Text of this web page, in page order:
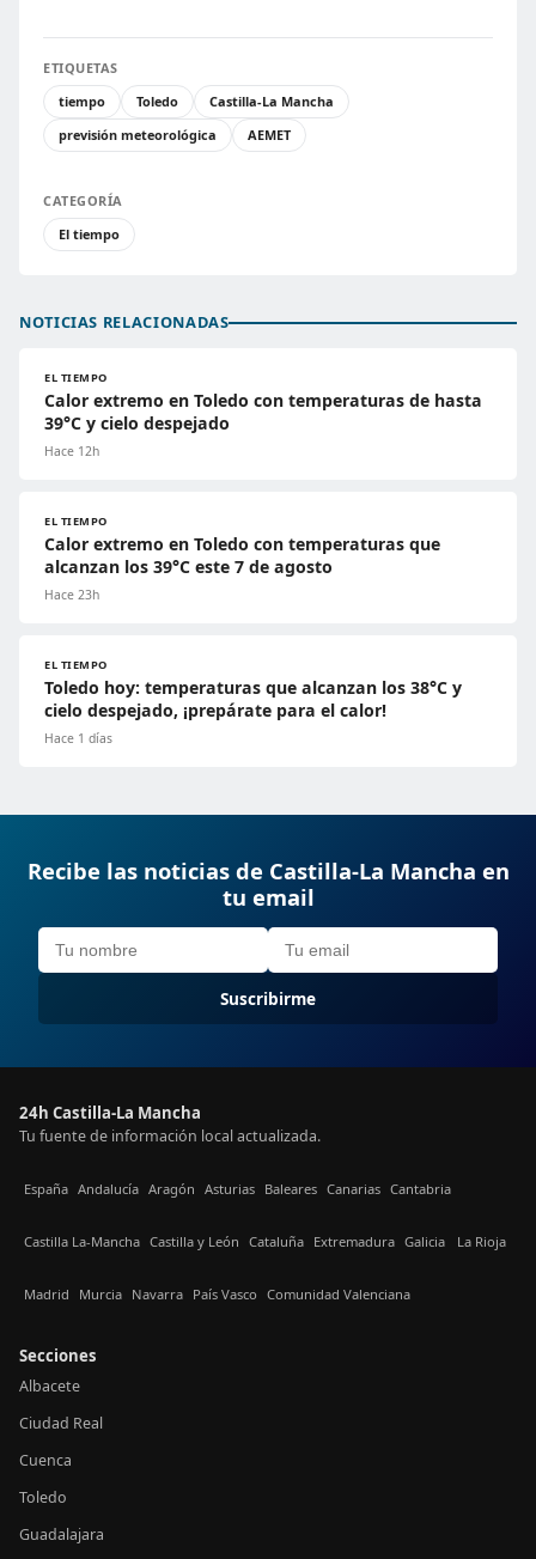
ETIQUETAS
tiempo
Toledo
Castilla-La Mancha
previsión meteorológica
AEMET
CATEGORÍA
El tiempo
NOTICIAS RELACIONADAS
EL TIEMPO
Calor extremo en Toledo con temperaturas de hasta
39°C y cielo despejado
Hace 12h
EL TIEMPO
Calor extremo en Toledo con temperaturas que
alcanzan los 39°C este 7 de agosto
Hace 23h
EL TIEMPO
Toledo hoy: temperaturas que alcanzan los 38°C y
cielo despejado, ¡prepárate para el calor!
Hace 1 días
Recibe las noticias de Castilla-La Mancha en
tu email
Suscribirme
24h Castilla-La Mancha
Tu fuente de información local actualizada.
España Andalucía Aragón Asturias Baleares Canarias Cantabria
Castilla La-Mancha Castilla y León Cataluña Extremadura Galicia La Rioja
Madrid Murcia Navarra País Vasco Comunidad Valenciana
Secciones
Albacete
Ciudad Real
Cuenca
Toledo
Guadalajara